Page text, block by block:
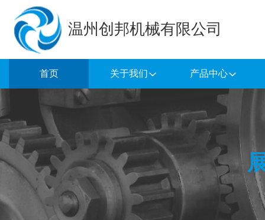
温州创邦机械有限公司
首页 关于我们 产品中心